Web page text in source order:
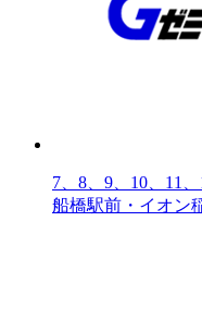
7、8、9、10、11
船橋駅前・イオン